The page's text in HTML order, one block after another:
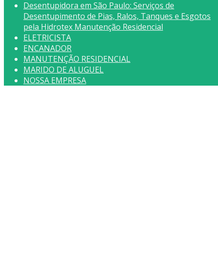
Desentupidora em São Paulo: Serviços de
Desentupimento de Pias, Ralos, Tanques e Esgotos
pela Hidrotex Manutenção Residencial
ELETRICISTA
ENCANADOR
MANUTENÇÃO RESIDENCIAL
MARIDO DE ALUGUEL
NOSSA EMPRESA